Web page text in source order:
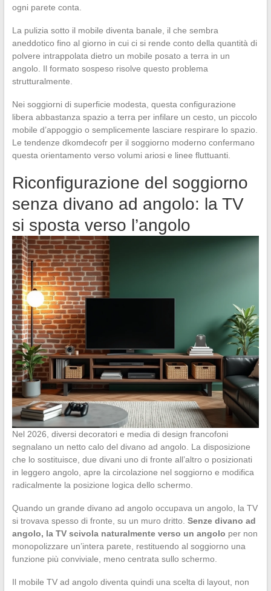
ogni parete conta.
La pulizia sotto il mobile diventa banale, il che sembra
aneddotico fino al giorno in cui ci si rende conto della quantità di
polvere intrappolata dietro un mobile posato a terra in un
angolo. Il formato sospeso risolve questo problema
strutturalmente.
Nei soggiorni di superficie modesta, questa configurazione
libera abbastanza spazio a terra per infilare un cesto, un piccolo
mobile d’appoggio o semplicemente lasciare respirare lo spazio.
Le tendenze dkomdecofr per il soggiorno moderno confermano
questa orientamento verso volumi ariosi e linee fluttuanti.
Riconfigurazione del soggiorno
senza divano ad angolo: la TV
si sposta verso l’angolo
Nel 2026, diversi decoratori e media di design francofoni
segnalano un netto calo del divano ad angolo. La disposizione
che lo sostituisce, due divani uno di fronte all’altro o posizionati
in leggero angolo, apre la circolazione nel soggiorno e modifica
radicalmente la posizione logica dello schermo.
Quando un grande divano ad angolo occupava un angolo, la TV
si trovava spesso di fronte, su un muro dritto. Senze divano ad
angolo, la TV scivola naturalmente verso un angolo per non
monopolizzare un’intera parete, restituendo al soggiorno una
funzione più conviviale, meno centrata sullo schermo.
Il mobile TV ad angolo diventa quindi una scelta di layout, non